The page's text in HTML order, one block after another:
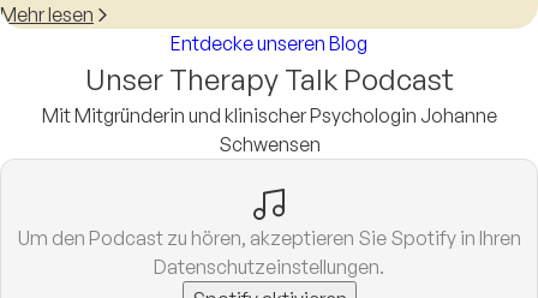
Mehr lesen
Entdecke unseren Blog
Unser Therapy Talk Podcast
Mit Mitgründerin und klinischer Psychologin Johanne
Schwensen
Um den Podcast zu hören, akzeptieren Sie Spotify in Ihren
Datenschutzeinstellungen.